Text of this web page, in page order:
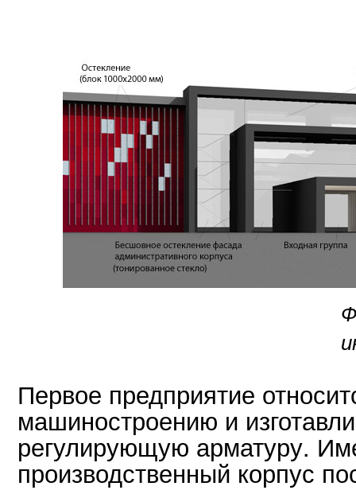
Первое предприятие
машиностроению и
регулирующую арматуру.
производственный корпус